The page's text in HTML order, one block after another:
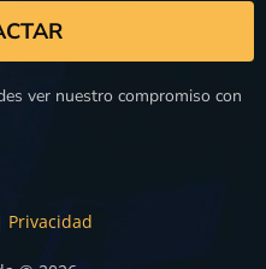
ver nuestro compromiso con
Privacidad